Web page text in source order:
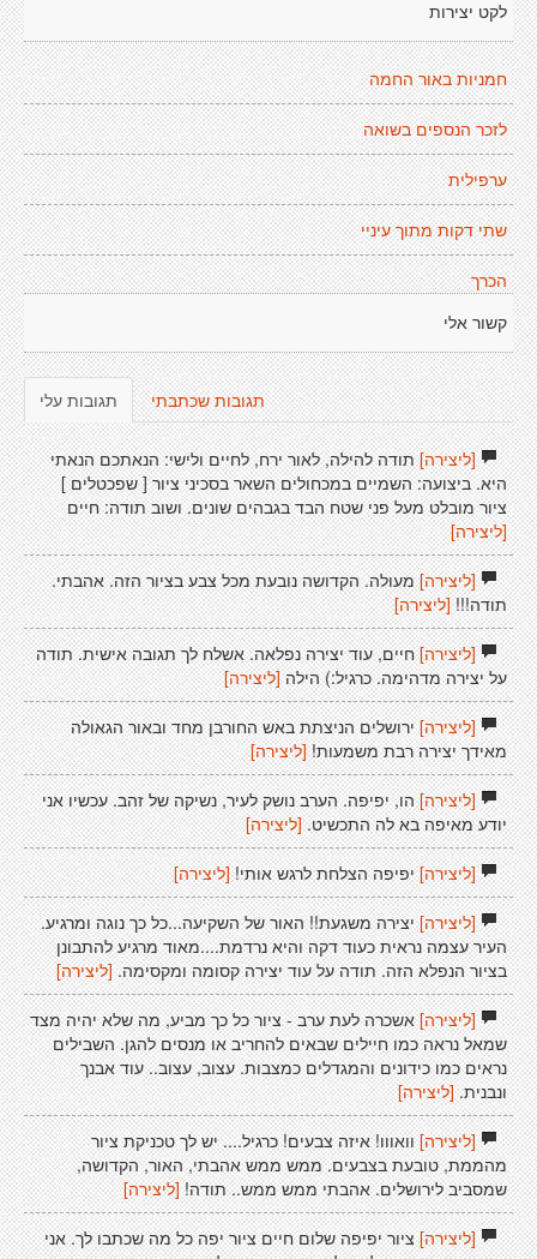
לקט יצירות
חמניות באור החמה
לזכר הנספים בשואה
ערפילית
שתי דקות מתוך עיניי
הכרך
קשור אלי
תגובות עלי תגובות שכתבתי
[ליצירה]תודה להילה, לאור ירח, לחיים ולישי: הנאתכם הנאתי
היא. ביצועה: השמיים במכחולים השאר בסכיני ציור [ שפכטלים ]
ציור מובלט מעל פני שטח הבד בגבהים שונים. ושוב תודה: חיים
[ליצירה]
[ליצירה]מעולה. הקדושה נובעת מכל צבע בציור הזה. אהבתי.
תודה!!! [ליצירה]
[ליצירה]חיים, עוד יצירה נפלאה. אשלח לך תגובה אישית. תודה
על יצירה מדהימה. כרגיל:) הילה[ליצירה]
[ליצירה]ירושלים הניצתת באש החורבן מחד ובאור הגאולה
מאידך יצירה רבת משמעות! [ליצירה]
[ליצירה]הו, יפיפה. הערב נושק לעיר, נשיקה של זהב. עכשיו אני
יודע מאיפה בא לה התכשיט. [ליצירה]
[ליצירה]יפיפה הצלחת לרגש אותי! [ליצירה]
[ליצירה]יצירה משגעת!! האור של השקיעה...כל כך נוגה ומרגיע.
העיר עצמה נראית כעוד דקה והיא נרדמת....מאוד מרגיע להתבונן
בציור הנפלא הזה. תודה על עוד יצירה קסומה ומקסימה. [ליצירה]
[ליצירה]אשכרה לעת ערב - ציור כל כך מביע, מה שלא יהיה מצד
שמאל נראה כמו חיילים שבאים להחריב או מנסים להגן. השבילים
נראים כמו כידונים והמגדלים כמצבות. עצוב, עצוב.. עוד אבנך
ונבנית. [ליצירה]
[ליצירה]וואווו! איזה צבעים! כרגיל.... יש לך טכניקת ציור
מהממת, טובעת בצבעים. ממש ממש אהבתי, האור, הקדושה,
שמסביב לירושלים. אהבתי ממש ממש.. תודה![ליצירה]
[ליצירה]ציור יפיפה שלום חיים ציור יפה כל מה שכתבו לך. אני